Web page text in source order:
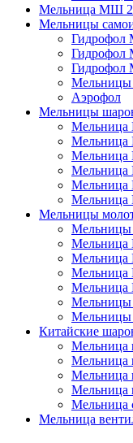
Мельница МШ
Мельницы
Аэрофол
Мельницы
Мельницы
Мельницы
Мельницы
Мельницы
Китайские
Мельница
Мельница
Мельница
Мельница
Мельница
Мельница